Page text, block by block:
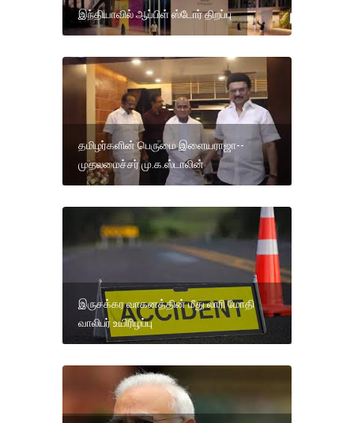
இந்தியாவில் ஆப்பிள் ஸ்டோர் திறப்பு
தமிழர்களின் பெருமை இளையராஜா--
முதலமைச்சர் மு.க.ஸ்டாலின்
இருசக்கர வாகனத்தின் மீது லாரி மோதி
வாலிபர் உயிரிழப்பு